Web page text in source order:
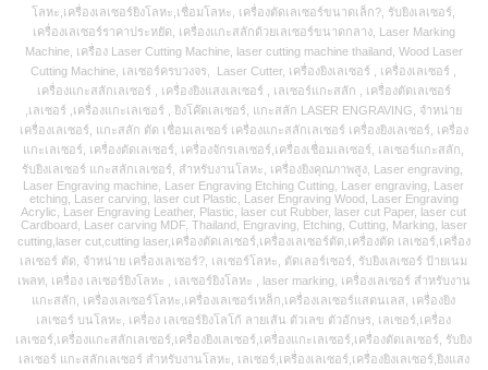
โลหะ,เครื่องเลเซอร์ยิงโลหะ,เชื่อมโลหะ, เครื่องตัดเลเซอร์ขนาดเล็ก?, รับยิงเลเซอร์,
เครื่องเลเซอร์ราคาประหยัด, เครื่องแกะสลักด้วยเลเซอร์ขนาดกลาง, Laser Marking
Machine, เครื่อง Laser Cutting Machine, laser cutting machine thailand, Wood Laser
Cutting Machine, เลเซอร์ครบวงจร, Laser Cutter, เครื่องยิงเลเซอร์ , เครื่องเลเซอร์ ,
เครื่องแกะสลักเลเซอร์ , เครื่องยิงแสงเลเซอร์ , เลเซอร์แกะสลัก , เครื่องตัดเลเซอร์
,เลเซอร์ ,เครื่องแกะเลเซอร์ , ยิงโค๊ดเลเซอร์, แกะสลัก LASER ENGRAVING, จำหน่าย
เครื่องเลเซอร์, แกะสลัก ตัด เชื่อมเลเซอร์ เครื่องแกะสลักเลเซอร์ เครื่องยิงเลเซอร์, เครื่อง
แกะเลเซอร์, เครื่องตัดเลเซอร์, เครื่องจักรเลเซอร์,เครื่องเชื่อมเลเซอร์, เลเซอร์แกะสลัก,
รับยิงเลเซอร์ แกะสลักเลเซอร์, สำหรับงานโลหะ, เครื่องยิงคุณภาพสูง, Laser engraving,
Laser Engraving machine, Laser Engraving Etching Cutting, Laser engraving, Laser
etching, Laser carving, laser cut Plastic, Laser Engraving Wood, Laser Engraving
Acrylic, Laser Engraving Leather, Plastic, laser cut Rubber, laser cut Paper, laser cut
Cardboard, Laser carving MDF, Thailand, Engraving, Etching, Cutting, Marking, laser
cutting,laser cut,cutting laser,เครื่องตัดเลเซอร์,เครื่องเลเซอร์ตัด,เครื่องตัด เลเซอร์,เครื่อง
เลเซอร์ ตัด, จำหน่าย เครื่องเลเซอร์?, เลเซอร์โลหะ, ตัดเลอร์เซอร์, รับยิงเลเซอร์ ป้ายเนม
เพลท, เครื่อง เลเซอร์ยิงโลหะ , เลเซอร์ยิงโลหะ , laser marking, เครื่องเลเซอร์ สำหรับงาน
แกะสลัก, เครื่องเลเซอร์โลหะ,เครื่องเลเซอร์เหล็ก,เครื่องเลเซอร์แสตนเลส, เครื่องยิง
เลเซอร์ บนโลหะ, เครื่อง เลเซอร์ยิงโลโก้ ลายเส้น ตัวเลข ตัวอักษร, เลเซอร์,เครื่อง
เลเซอร์,เครื่องแกะสลักเลเซอร์,เครื่องยิงเลเซอร์,เครื่องแกะเลเซอร์,เครื่องตัดเลเซอร์, รับยิง
เลเซอร์ แกะสลักเลเซอร์ สำหรับงานโลหะ, เลเซอร์,เครื่องเลเซอร์,เครื่องยิงเลเซอร์,ยิงแสง